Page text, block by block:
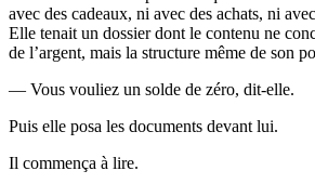
avec des cadeaux, ni avec des achats, ni
Elle tenait un dossier dont le contenu ne
de l’argent, mais la structure même de son
— Vous vouliez un solde de zéro, dit-elle.
Puis elle posa les documents devant lui.
Il commença à lire.